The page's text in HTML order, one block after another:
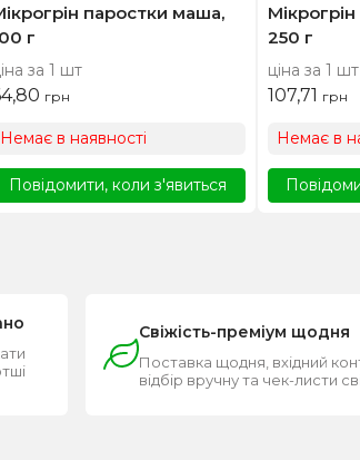
паростки маша,
г
за 1 шт
грн
Немає в наявності
Повідомити, коли з'явиться
250 г
ціна за 1 шт
107,71 грн
Немає в
Свіжість-преміум щодня
Поставка щодня, вхідний
відбір вручну та чек-листи